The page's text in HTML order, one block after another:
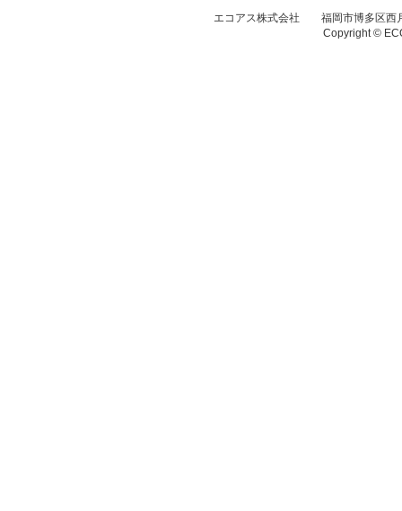
エコアス株式会社 福岡市博多区西
Copyright ©